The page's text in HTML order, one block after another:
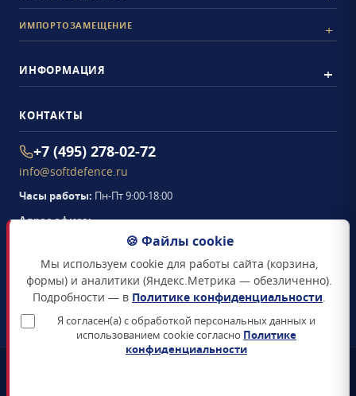
ИМПОРТОЗАМЕЩЕНИЕ
ИНФОРМАЦИЯ
КОНТАКТЫ
+7 (495) 278-02-72
info@softdefence.ru
Часы работы: Пн-Пт 9:00-18:00
Адрес офиса:
Семёновская набережная, д. 2/1, стр. 1, офис 411
Схема проезда →
ЗАКАЗАТЬ ЗВОНОК
🍪 Файлы cookie
Мы используем cookie для работы сайта (корзина,
формы) и аналитики (Яндекс.Метрика — обезличенно).
Подробности — в Политике конфиденциальности.
Я согласен(а) с обработкой персональных данных и
использованием cookie согласно Политике
конфиденциальности